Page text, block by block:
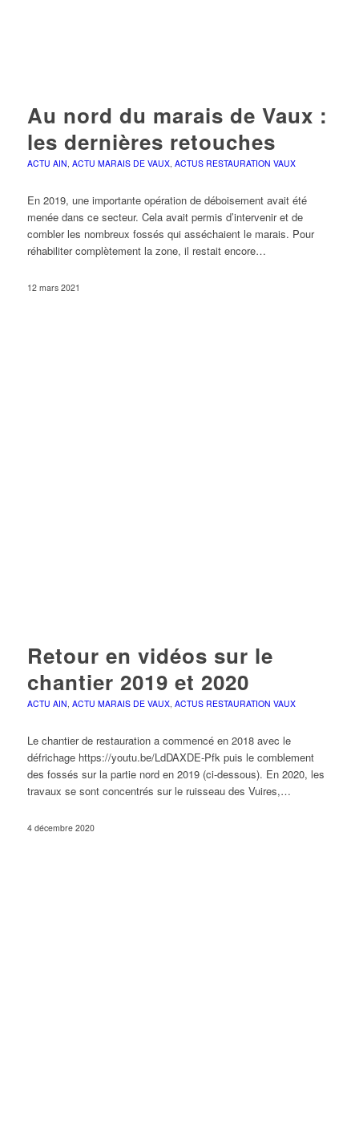
Au nord du marais de Vaux :
les dernières retouches
ACTU AIN, ACTU MARAIS DE VAUX, ACTUS RESTAURATION VAUX
En 2019, une importante opération de déboisement avait été
menée dans ce secteur. Cela avait permis d’intervenir et de
combler les nombreux fossés qui asséchaient le marais. Pour
réhabiliter complètement la zone, il restait encore…
12 mars 2021
Retour en vidéos sur le
chantier 2019 et 2020
ACTU AIN ACTU MARAIS DE VAUX, ACTUS RESTAURATION VAUX
Le chantier de restauration a commencé en 2018 avec le
défrichage https://youtu.be/LdDAXDE-Pfk puis le comblement
des fossés sur la partie nord en 2019 (ci-dessous). En 2020, les
travaux se sont concentrés sur le ruisseau des Vuires,…
4 décembre 2020